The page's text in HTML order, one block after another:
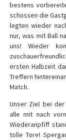
bestens
schossen die
legten wieder
nur, was mit Ball
uns! Wieder
ersten Halbzeit
Treffern
Match.
Unser Ziel bei der
alle mit nach
Wiederanpfiff
tolle Tore!